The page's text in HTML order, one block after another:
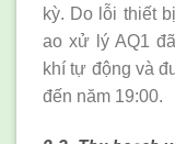
kỳ. Do lỗi thiết
ao xử lý AQ1
khí tự động và
đến năm 19:00.